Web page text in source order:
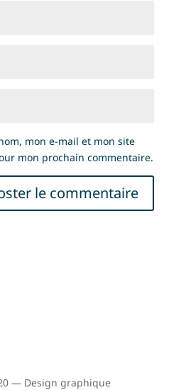
mon e-mail et mon site
mon prochain commentaire.
— Design graphique